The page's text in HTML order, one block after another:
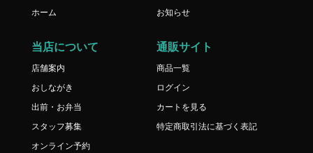
ホーム お知らせ
当店について
店舗案内
おしながき
出前・お弁当
スタッフ募集
オンライン予約
通販サイト
商品一覧
ログイン
カートを見る
特定商取引法に基づく表記